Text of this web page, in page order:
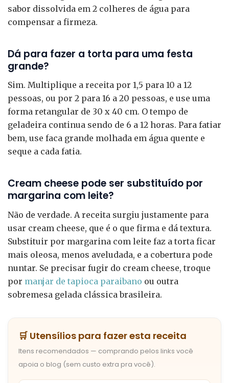
sabor dissolvida em 2 colheres de água para
compensar a firmeza.
Dá para fazer a torta para uma festa
grande?
Sim. Multiplique a receita por 1,5 para 10 a 12
pessoas, ou por 2 para 16 a 20 pessoas, e use uma
forma retangular de 30 x 40 cm. O tempo de
geladeira continua sendo de 6 a 12 horas. Para fatiar
bem, use faca grande molhada em água quente e
seque a cada fatia.
Cream cheese pode ser substituído por
margarina com leite?
Não de verdade. A receita surgiu justamente para
usar cream cheese, que é o que firma e dá textura.
Substituir por margarina com leite faz a torta ficar
mais oleosa, menos aveludada, e a cobertura pode
nuntar. Se precisar fugir do cream cheese, troque
por manjar de tapioca paraibano ou outra
sobremesa gelada clássica brasileira.
🛒 Utensílios para fazer esta receita
Itens recomendados — comprando pelos links você
apoia o blog (sem custo extra pra você).